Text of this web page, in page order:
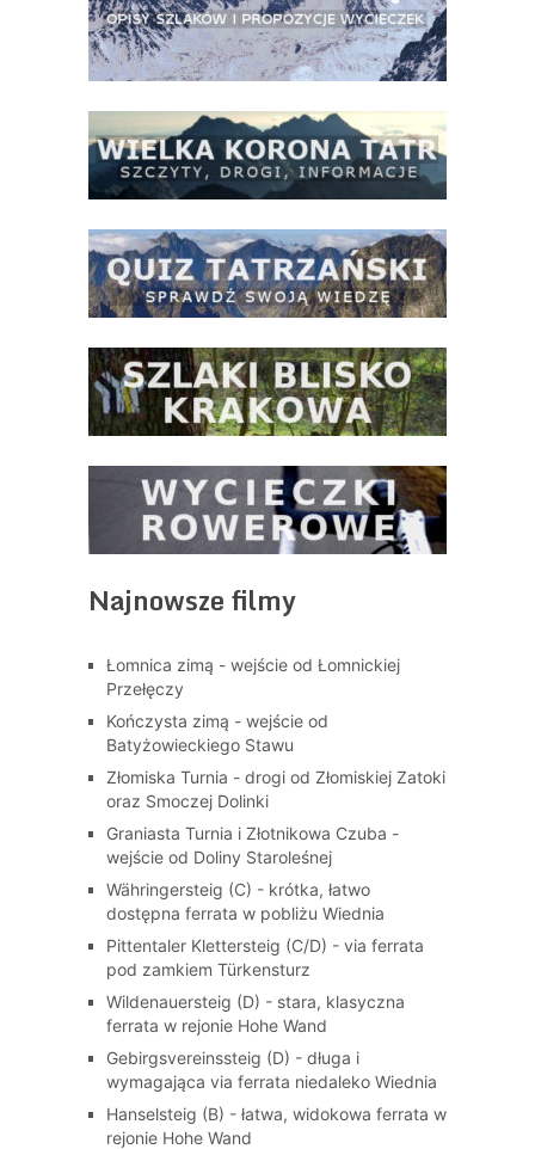
Najnowsze filmy
Łomnica zimą - wejście od Łomnickiej
Przełęczy
Kończysta zimą - wejście od
Batyżowieckiego Stawu
Złomiska Turnia - drogi od Złomiskiej Zatoki
oraz Smoczej Dolinki
Graniasta Turnia i Złotnikowa Czuba -
wejście od Doliny Staroleśnej
Währingersteig (C) - krótka, łatwo
dostępna ferrata w pobliżu Wiednia
Pittentaler Klettersteig (C/D) - via ferrata
pod zamkiem Türkensturz
Wildenauersteig (D) - stara, klasyczna
ferrata w rejonie Hohe Wand
Gebirgsvereinssteig (D) - długa i
wymagająca via ferrata niedaleko Wiednia
Hanselsteig (B) - łatwa, widokowa ferrata w
rejonie Hohe Wand